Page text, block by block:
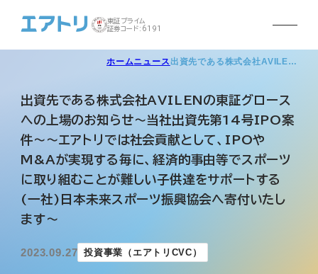
東証プライム
証券コード:6191
ホームニュース出資先である株式会社AVILE…
出資先である株式会社AVILENの東証グロース
への上場のお知らせ～当社出資先第14号IPO案
件～～エアトリでは社会貢献として、IPOや
M&Aが実現する毎に、経済的事由等でスポーツ
に取り組むことが難しい子供達をサポートする
(一社)日本未来スポーツ振興協会へ寄付いたし
ます～
2023.09.27 投資事業（エアトリCVC）